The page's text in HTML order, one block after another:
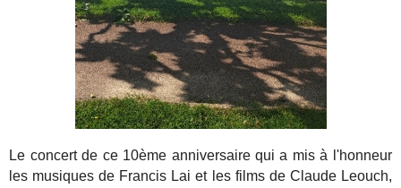
Le concert de ce 10ème anniversaire qui a mis à l'honneur
les musiques de Francis Lai et les films de Claude Leouch,